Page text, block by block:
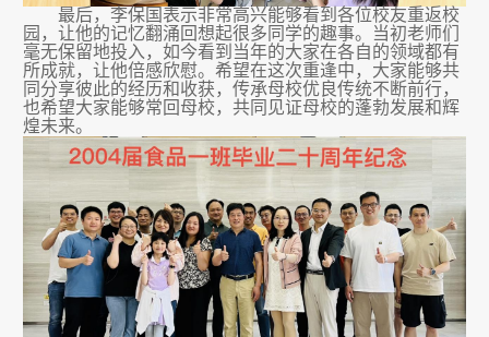
最后， 李保国表示非常高兴能够看到各位校友重返校
园，让他的记忆翻涌回想起很多同学的趣事。当初老师们
毫无保留地投入，如今看到当年的大家在各自的领域都有
所成就，让他倍感欣慰。希望在这次重逢中，大家能够共
同分享彼此的经历和收获，传承母校优良传统不断前行，
也希望大家能够常回母校，共同见证母校的蓬勃发展和辉
煌未来。